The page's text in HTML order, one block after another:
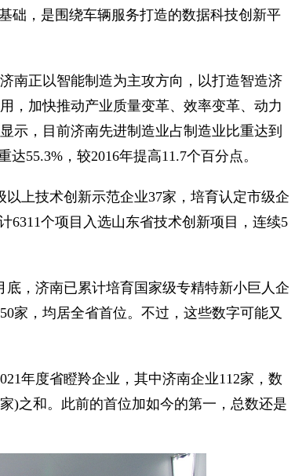
础，是围绕车辆服务打造的数据科技创新平
正以智能制造为主攻方向，以打造智造济
，加快推动产业质量变革、效率变革、动力
示，目前济南先进制造业占制造业比重达到
55.3%，较2016年提高11.7个百分点。
上技术创新示范企业37家，培育认定市级企
6311个项目入选山东省技术创新项目，连续5
，济南已累计培育国家级专精特新小巨人企
家，均居全省首位。不过，这些数字可能又
年度省瞪羚企业，其中济南企业112家，数
)之和。此前的首位加如今的第一，总数还是